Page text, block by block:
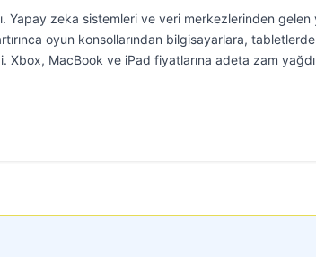
Yapay zeka sistemleri ve veri merkezlerinden gelen
oyun konsollarından bilgisayarlara,
Xbox, MacBook ve iPad fiyatlarına adeta zam